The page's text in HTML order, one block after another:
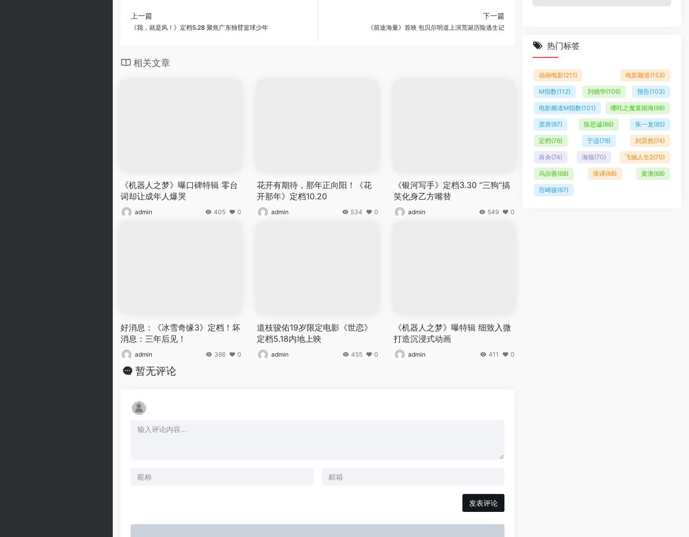
上一篇
《我，就是风！》定档5.28 聚焦广东独臂篮球少年
下一篇
《前途海量》首映 包贝尔明道上演荒诞历险逃生记
相关文章
《机器人之梦》曝口碑特辑 零台
词却让成年人爆哭
admin 405 0
花开有期待，那年正向阳！《花
开那年》定档10.20
admin 534 0
《银河写手》定档3.30 “三狗”搞
笑化身乙方嘴替
admin 549 0
好消息：《冰雪奇缘3》定档！坏
消息：三年后见！
admin 366 0
道枝骏佑19岁限定电影《世恋》
定档5.18内地上映
admin 455 0
《机器人之梦》曝特辑 细致入微
打造沉浸式动画
admin 411 0
暂无评论
发表评论
热门标签
动画电影(211) 电影频道(153)
M指数(112) 刘德华(106) 预告(103)
电影频道M指数(101) 哪吒之魔童闹海(98)
票房(87) 陈思诚(86) 朱一龙(85)
定档(76) 于适(76) 刘昊然(74)
肖央(74) 海报(70) 飞驰人生2(70)
乌尔善(68) 张译(68) 黄渤(68)
宫崎骏(67)